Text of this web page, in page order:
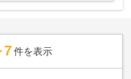
7 件を表示